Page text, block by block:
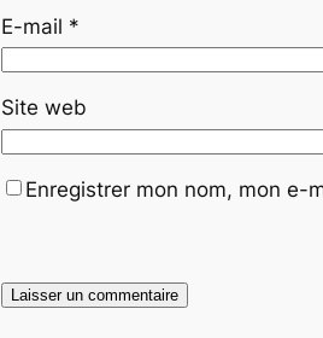
E-mail *
Site web
Enregistrer mon nom, mon e-